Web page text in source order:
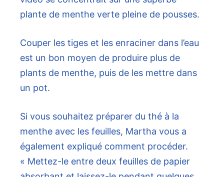
plante de menthe verte pleine de pousses.
Couper les tiges et les enraciner dans l’eau
est un bon moyen de produire plus de
plants de menthe, puis de les mettre dans
un pot.
Si vous souhaitez préparer du thé à la
menthe avec les feuilles, Martha vous a
également expliqué comment procéder.
« Mettez-le entre deux feuilles de papier